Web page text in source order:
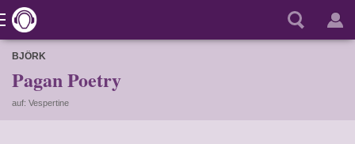
BJÖRK
Pagan Poetry
auf: Vespertine